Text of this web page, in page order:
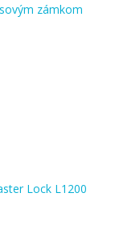
zámkom
Lock L1200